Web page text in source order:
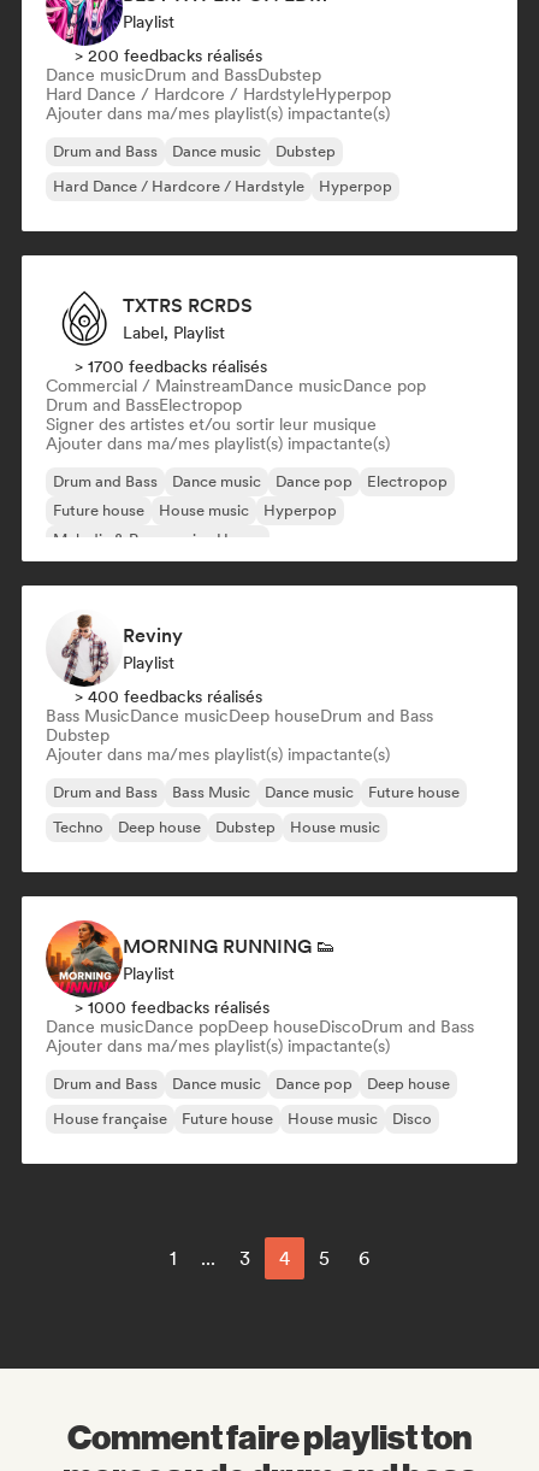
Playlist
> 200 feedbacks réalisés
Dance musicDrum and BassDubstep
Hard Dance / Hardcore / HardstyleHyperpop
Ajouter dans ma/mes playlist(s) impactante(s)
Drum and Bass Dance music
Dubstep
Hard Dance / Hardcore / Hardstyle
Hyperpop
TXTRS RCRDS
Label, Playlist
> 1700 feedbacks réalisés
Commercial / MainstreamDance musicDance pop
Drum and BassElectropop
Signer des artistes et/ou sortir leur musique
Ajouter dans ma/mes playlist(s) impactante(s)
Drum and Bass Dance music Dance pop
Electropop
Future house
House music
Hyperpop
Melodic & Progressive House
Reviny
Playlist
> 400 feedbacks réalisés
Bass MusicDance musicDeep houseDrum and Bass
Dubstep
Ajouter dans ma/mes playlist(s) impactante(s)
Drum and Bass Bass Music Dance music
Future house
Techno
Deep house Dubstep House music
MORNING RUNNING 👟
Playlist
> 1000 feedbacks réalisés
Dance musicDance popDeep houseDiscoDrum and Bass
Ajouter dans ma/mes playlist(s) impactante(s)
Drum and Bass Dance music Dance pop
Deep house
House française
Future house House music Disco
1 ... 3 4 5 6
Comment faire playlist ton